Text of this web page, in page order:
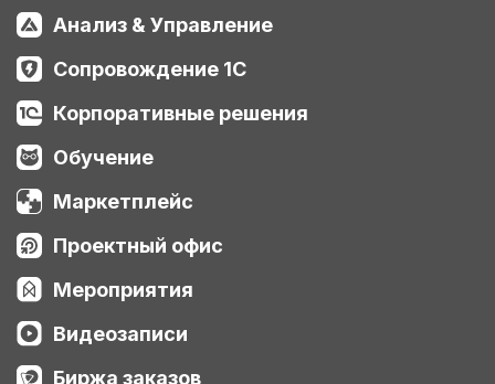
Анализ & Управление
Сопровождение 1С
Корпоративные решения
Обучение
Маркетплейс
Проектный офис
Мероприятия
Видеозаписи
Биржа заказов